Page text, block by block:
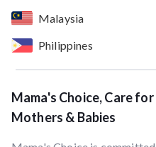
Malaysia
Philippines
Mama's Choice, Care
Mothers & Babies